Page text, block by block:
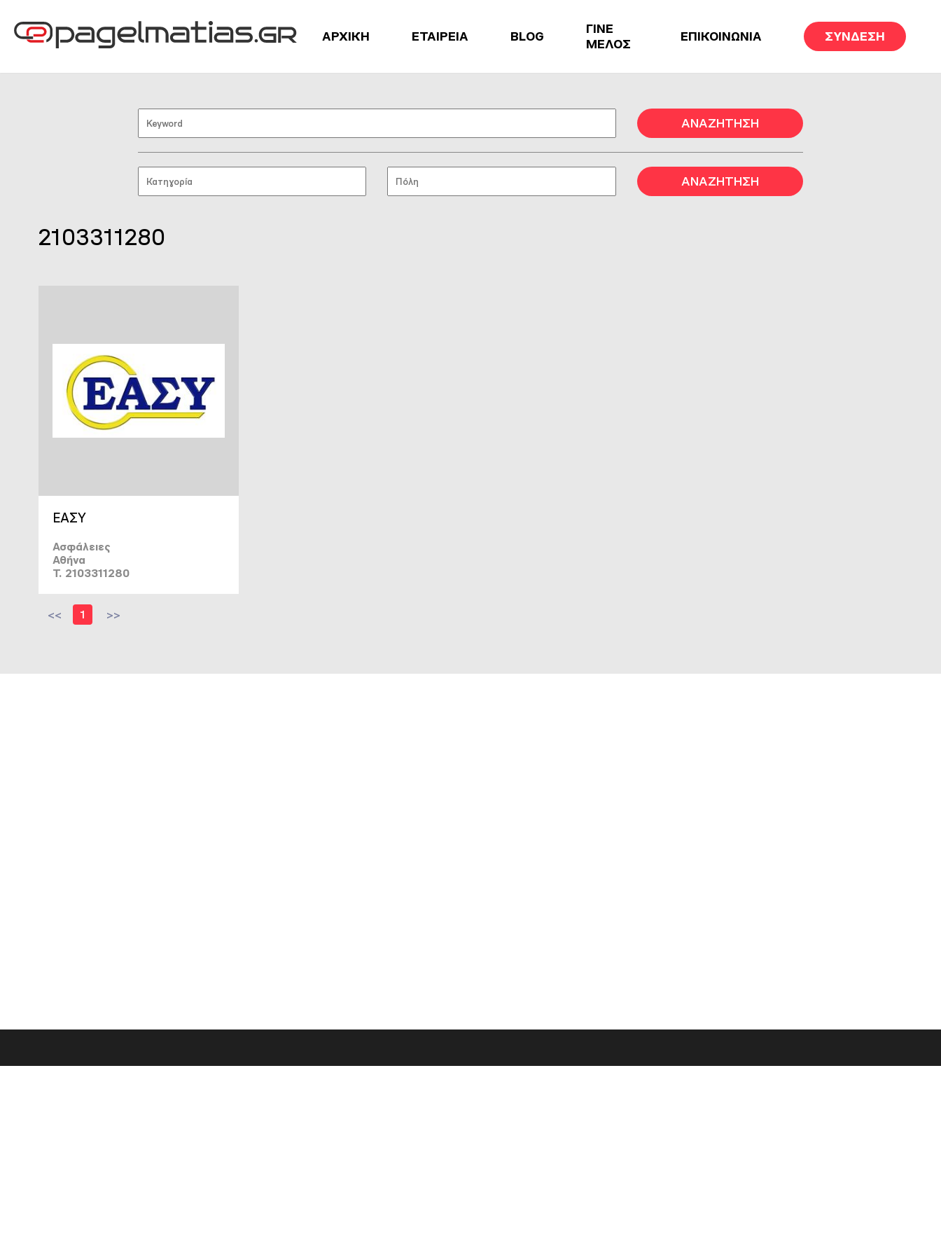
ΑΡΧΙΚΗ ΕΤΑΙΡΕΙΑ BLOG
ΓΙΝΕ
ΜΕΛΟΣ
ΕΠΙΚΟΙΝΩΝΙΑ ΣΥΝΔΕΣΗ
2103311280
ΕΑΣΥ
Ασφάλειες
Αθήνα
T. 2103311280
<< 1 >>